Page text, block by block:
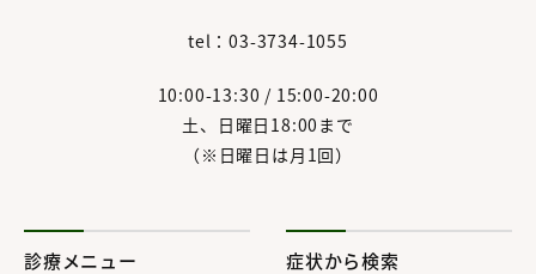
tel：03-3734-1055
10:00-13:30 / 15:00-20:00
土、日曜日18:00まで
（※日曜日は月1回）
診療メニュー 症状から検索